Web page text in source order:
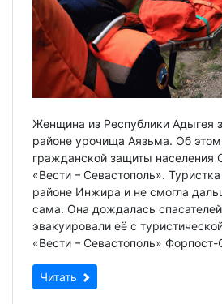
Женщина из Республики Адыгея
районе урочища Аязьма. Об
гражданской защиты населения
«Вести – Севастополь».
районе Инжира и не смогла
сама. Она дождалась
эвакуировали её с
«Вести – Севастополь» Форпост-
Читать